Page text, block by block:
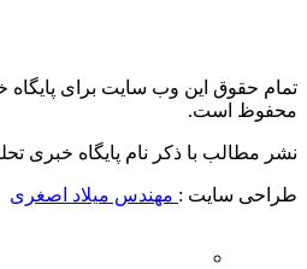
تمام حقوق این وب سایت برای پایگاه
محفوظ است.
نشر مطالب با ذکر نام پایگاه خبری
طراحی سایت : مهندس میلاد اصغری